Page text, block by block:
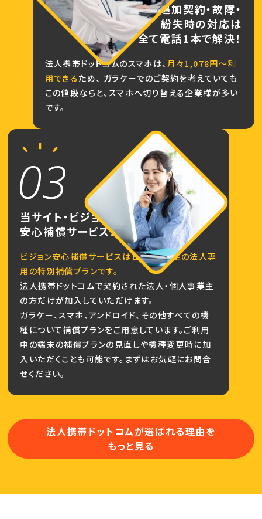
追加契約・故障・
紛失時の対応は
全て電話1本で解決！
法人携帯ドットコムのスマホは、 月々1,078円～利
用できる ため、 ガラケーでのご契約を考えていても
この値段ならと、スマホへ切り替える企業様が多い
です。
当サイト・ビジョン限定の
安心補償サービス！
ビジョン安心補償サービスはビジョン限定の法人専
用の特別補償プランです。
法人携帯ドットコムで契約された法人・個人事業主
の方だけが加入していただけます。
ガラケー、スマホ、アンドロイド、その他すべての機
種について補償プランをご用意しています。ご利用
中の端末の補償プランの見直しや機種変更時に加
入いただくことも可能です。まずはお気軽にお問合
せください。
法人携帯ドットコムが選ばれる理由を
もっと見る